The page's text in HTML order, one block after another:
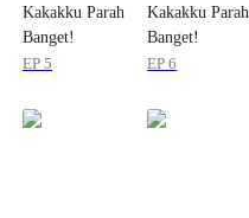
Kakakku Parah
Banget!
EP 5
Kakakku Parah
Banget!
EP 6